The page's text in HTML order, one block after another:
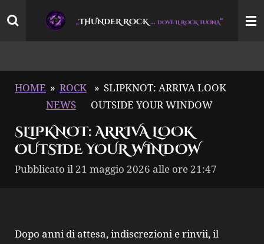
Vai
„THUNDER ROCK…DOVE IL ROCK TUONA“
HOME » ROCK
NEWS
» SLIPKNOT: ARRIVA LOOK
OUTSIDE YOUR WINDOW
SLIPKNOT: ARRIVA LOOK
OUTSIDE YOUR WINDOW
Pubblicato il 21 maggio 2026 alle ore 21:47
Dopo anni di attesa, indiscrezioni e rinvii, il